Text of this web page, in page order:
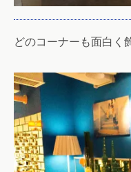
どのコーナーも面白く